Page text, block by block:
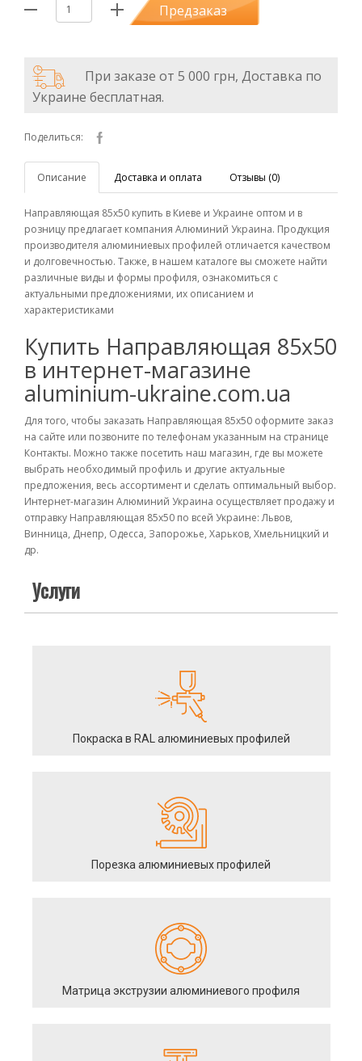
Предзаказ
При заказе от 5 000 грн, Доставка по
Украине бесплатная.
Поделиться:
Описание Доставка и оплата Отзывы (0)
Направляющая 85х50 купить в Киеве и Украине оптом и в
розницу предлагает компания Алюминий Украина. Продукция
производителя алюминиевых профилей отличается качеством
и долговечностью. Также, в нашем каталоге вы сможете найти
различные виды и формы профиля, ознакомиться с
актуальными предложениями, их описанием и
характеристиками
Купить Направляющая 85х50
в интернет-магазине
aluminium-ukraine.com.ua
Для того, чтобы заказать Направляющая 85х50 оформите заказ
на сайте или позвоните по телефонам указанным на странице
Контакты. Можно также посетить наш магазин, где вы можете
выбрать необходимый профиль и другие актуальные
предложения, весь ассортимент и сделать оптимальный выбор.
Интернет-магазин Алюминий Украина осуществляет продажу и
отправку Направляющая 85х50 по всей Украине: Львов,
Винница, Днепр, Одесса, Запорожье, Харьков, Хмельницкий и
др.
Услуги
Покраска в RAL алюминиевых профилей
Порезка алюминиевых профилей
Матрица экструзии алюминиевого профиля